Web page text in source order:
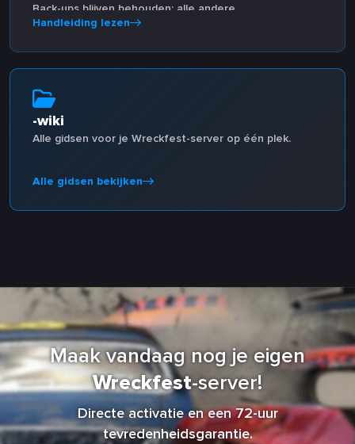
Back-ups blijven behouden; alle andere
serverbestanden worden verwijderd.
Handleiding lezen
-wiki
Alle gidsen voor je Wreckfest-server op één plek.
Alle gidsen bekijken
Maak vandaag nog je eigen
Wreckfest-server!
Directe activatie en een 72-uur
tevredenheidsgarantie.